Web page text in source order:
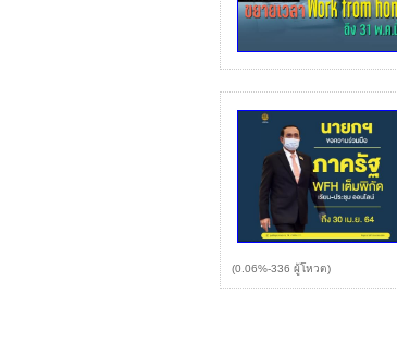
(0.06%-336 ผู้โหวต)